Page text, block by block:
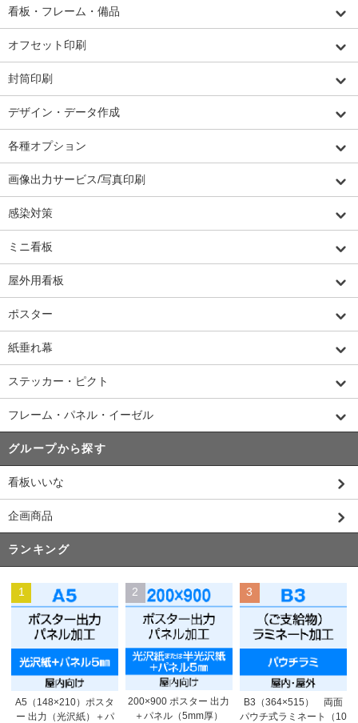
看板・フレーム・備品
オフセット印刷
封筒印刷
デザイン・データ作成
各種オプション
画像出力サービス/写真印刷
感染対策
ミニ看板
屋外用看板
ポスター
紙垂れ幕
ステッカー・ピクト
フレーム・パネル・イーゼル
グループから探す
看板いいな
企画商品
ランキング
1
A5（148×210）ポスタ
ー 出力（光沢紙）＋パ
2
200×900 ポスター 出力
＋パネル（5mm厚）
3
B3（364×515） 両面
パウチ式ラミネート（10